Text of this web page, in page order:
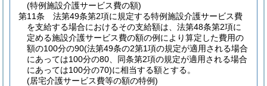
(特例施設介護サービス費の額)
第11条
法第49条第2項に規定する特例施設介護サービス費
を支給する場合におけるその支給額は、法第48条第2項に
定める施設介護サービス費の額の例により算定した費用の
額の100分の90(法第49条の2第1項の規定が適用される場合
にあっては100分の80、同条第2項の規定が適用される場合
にあっては100分の70)に相当する額とする。
(居宅介護サービス費等の額の特例)